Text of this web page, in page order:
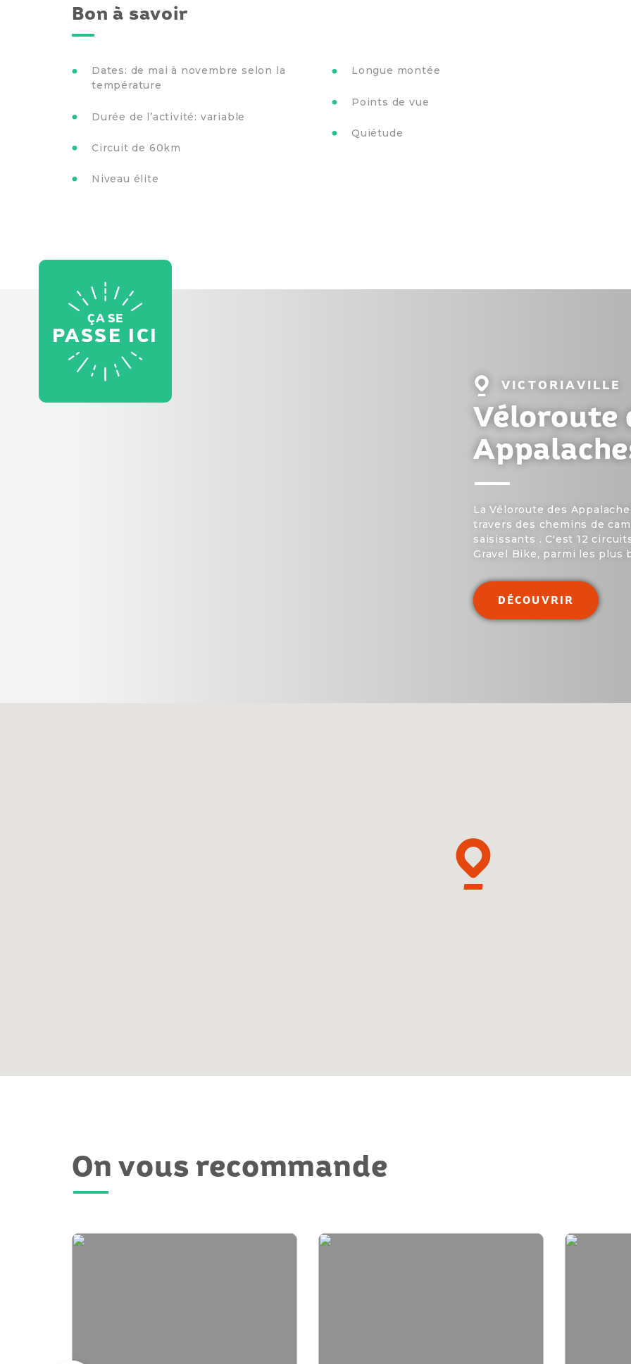
Bon à savoir
Dates: de mai à novembre selon la
température
Durée de l’activité: variable
Circuit de 60km
Niveau élite
Longue montée
Points de vue
Quiétude
ÇA SE
PASSE ICI
Localité
:
VICTORIAVILLE
Véloroute
La Véloroute des
travers des chemins de
saisissants . C'est 12
Gravel Bike, parmi les plus
DÉCOUVRIR
On vous recommande